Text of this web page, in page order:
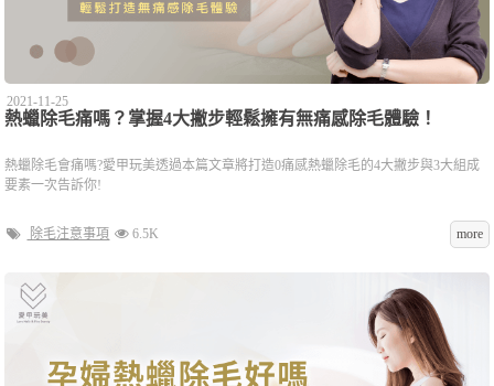
2021-11-25
熱蠟除毛痛嗎？掌握4大撇步輕鬆擁有無痛感除毛體驗！
熱蠟除毛會痛嗎?愛甲玩美透過本篇文章將打造0痛感熱蠟除毛的4大撇步與3大組成
要素一次告訴你!
除毛注意事項 6.5K more